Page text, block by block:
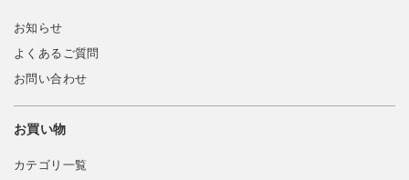
お知らせ
よくあるご質問
お問い合わせ
お買い物
カテゴリ一覧